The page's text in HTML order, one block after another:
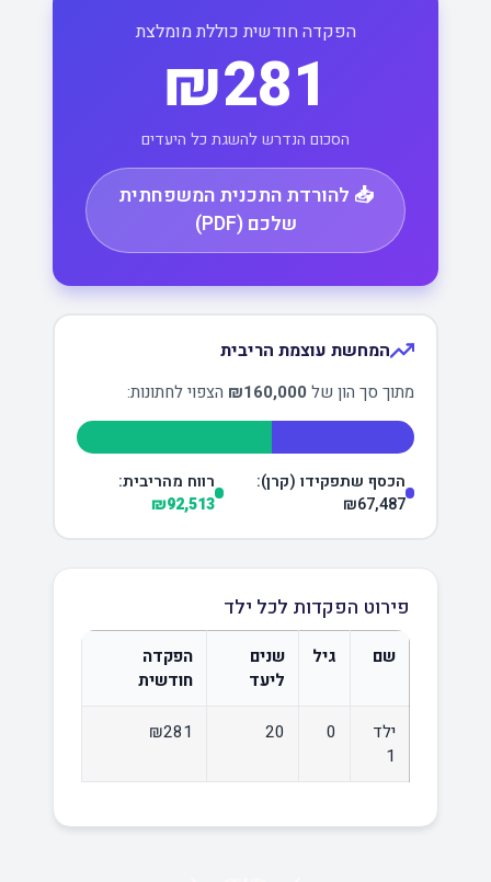
הפקדה חודשית כוללת מומלצת
₪281
הסכום הנדרש להשגת כל היעדים
📥 להורדת התכנית המשפחתית
שלכם (PDF)
המחשת עוצמת הריבית
מתוך סך הון של₪160,000 הצפוי לחתונות:
הכסף שתפקידו (קרן):
₪67,487
רווח מהריבית:
₪92,513
פירוט הפקדות לכל ילד
שם גיל
שנים
ליעד
הפקדה
חודשית
ילד
1
0
20
₪281